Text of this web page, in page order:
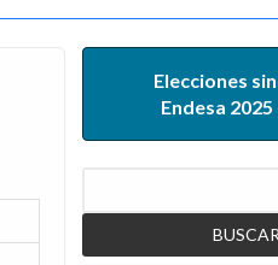
Elecciones
Endesa 2025